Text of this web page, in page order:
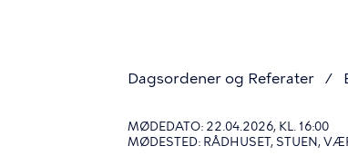
Dagsordener og Referater
MØDEDATO: 22.04.2026, KL. 16:00
MØDESTED: RÅDHUSET, STUEN,